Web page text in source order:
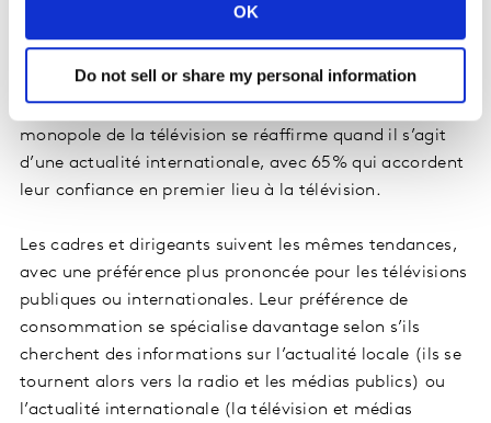
OK
Do not sell or share my personal information
Lorsqu’un événement se produit dans le pays, 89% font
confiance dans les médias traditionnels pour s’informer
: 56% pour la télévision et 33% pour la radio. Ce
monopole de la télévision se réaffirme quand il s’agit
d’une actualité internationale, avec 65% qui accordent
leur confiance en premier lieu à la télévision.
Les cadres et dirigeants suivent les mêmes tendances,
avec une préférence plus prononcée pour les télévisions
publiques ou internationales. Leur préférence de
consommation se spécialise davantage selon s’ils
cherchent des informations sur l’actualité locale (ils se
tournent alors vers la radio et les médias publics) ou
l’actualité internationale (la télévision et médias